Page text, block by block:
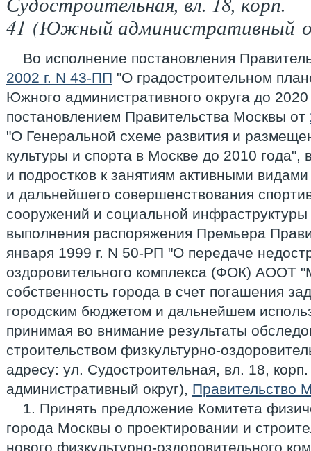
41 (Южный административный
Во исполнение постановления
2002 г. N 43-ПП "О градостроительном
Южного административного округа до 2020
постановлением Правительства Москвы от
"О Генеральной схеме развития и
культуры и спорта в Москве до 2010 года",
и подростков к занятиям активными
и дальнейшего совершенствования
сооружений и социальной
выполнения распоряжения Премьера
января 1999 г. N 50-РП "О передаче
оздоровительного комплекса (ФОК) АООТ
собственность города в счет погашения
городским бюджетом и дальнейшем
принимая во внимание результаты
строительством физкультурно-
адресу: ул. Судостроительная, вл. 18,
административный округ), Правительство
1. Принять предложение Комитета
города Москвы о проектировании и
нового физкультурно-оздоровительного